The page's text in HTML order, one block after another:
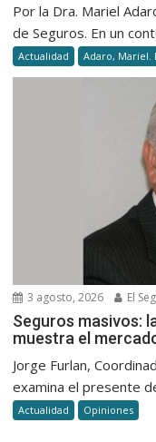
Por la Dra. Mariel
de Seguros. En un
Actualidad Adaro, Mariel.
3 agosto, 2026 El
Seguros masivos:
muestra el
Jorge Furlan,
examina el presente
Actualidad Opiniones